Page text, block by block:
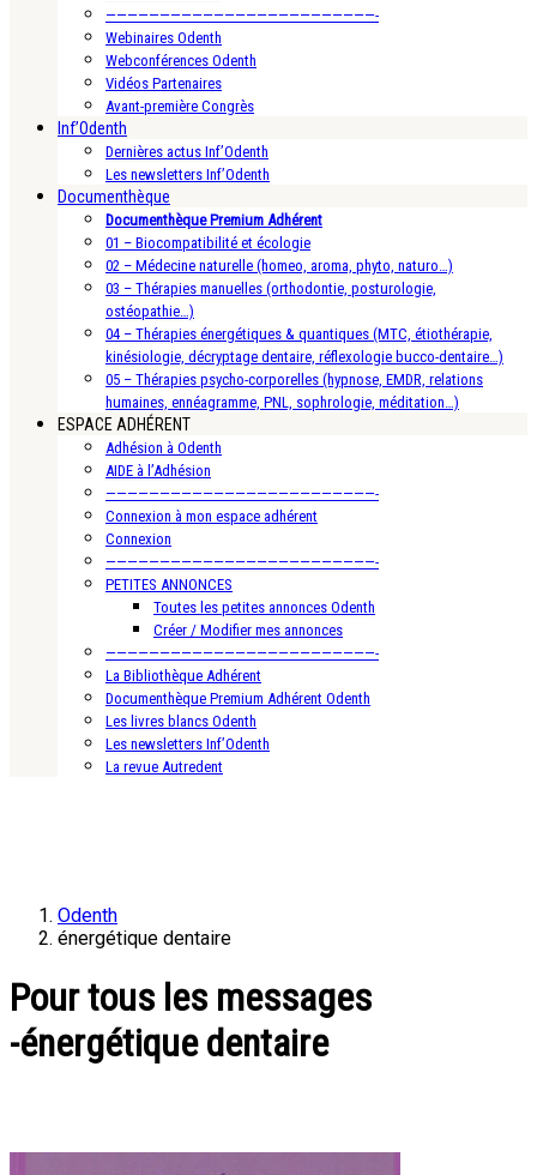
—————————————————————————-
Webinaires Odenth
Webconférences Odenth
Vidéos Partenaires
Avant-première Congrès
Inf’Odenth
Dernières actus Inf’Odenth
Les newsletters Inf’Odenth
Documenthèque
Documenthèque Premium Adhérent
01 – Biocompatibilité et écologie
02 – Médecine naturelle (homeo, aroma, phyto, naturo…)
03 – Thérapies manuelles (orthodontie, posturologie,
ostéopathie…)
04 – Thérapies énergétiques & quantiques (MTC, étiothérapie,
kinésiologie, décryptage dentaire, réflexologie bucco-dentaire…)
05 – Thérapies psycho-corporelles (hypnose, EMDR, relations
humaines, ennéagramme, PNL, sophrologie, méditation…)
ESPACE ADHÉRENT
Adhésion à Odenth
AIDE à l’Adhésion
—————————————————————————-
Connexion à mon espace adhérent
Connexion
—————————————————————————-
PETITES ANNONCES
Toutes les petites annonces Odenth
Créer / Modifier mes annonces
—————————————————————————-
La Bibliothèque Adhérent
Documenthèque Premium Adhérent Odenth
Les livres blancs Odenth
Les newsletters Inf’Odenth
La revue Autredent
Odenth
énergétique dentaire
Pour tous les messages
-énergétique dentaire